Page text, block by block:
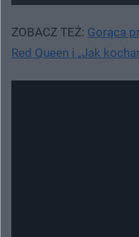
ZOBACZ TEŻ: Gorąca
Red Queen i „Jak